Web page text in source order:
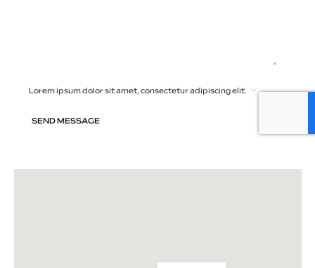
Lorem ipsum dolor sit amet, consectetur adipiscing elit.